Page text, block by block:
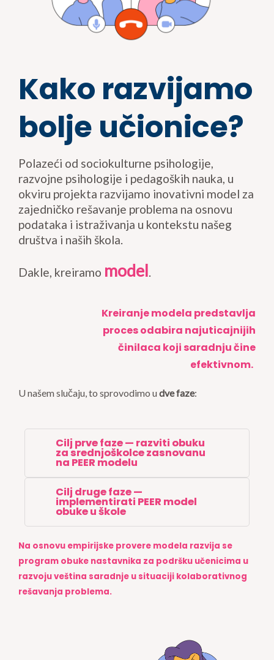
Kako razvijamo
bolje učionice?
Polazeći od sociokulturne psihologije,
razvojne psihologije i pedagoških nauka, u
okviru projekta razvijamo inovativni model za
zajedničko rešavanje problema na osnovu
podataka i istraživanja u kontekstu našeg
društva i naših škola.
Dakle, kreiramo model.
Kreiranje modela predstavlja
proces odabira najuticajnijih
činilaca koji saradnju čine
efektivnom.
U našem slučaju, to sprovodimo udve faze:
Cilj prve faze — razviti obuku
za srednjoškolce zasnovanu
na PEER modelu
Cilj druge faze —
implementirati PEER model
obuke u škole
Na osnovu empirijske provere modela razvija se
program obuke nastavnika za podršku učenicima u
razvoju veština saradnje u situaciji kolaborativnog
rešavanja problema.